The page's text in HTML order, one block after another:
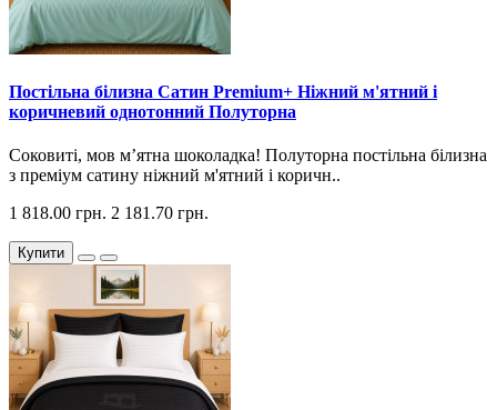
Постільна білизна Сатин Premium+ Ніжний м'ятний і
коричневий однотонний Полуторна
Соковиті, мов м’ятна шоколадка! Полуторна постільна білизна
з преміум сатину ніжний м'ятний і коричн..
1 818.00 грн. 2 181.70 грн.
Купити